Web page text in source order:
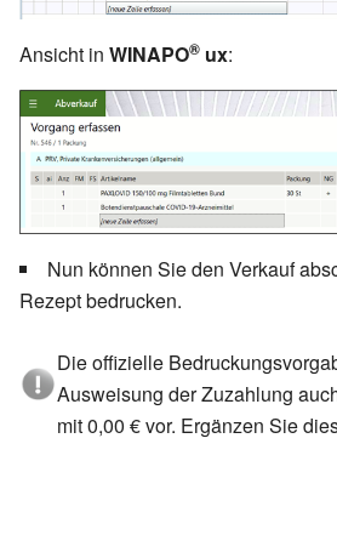
Ansicht in WINAPO® ux:
Nun können Sie den Verkauf
Rezept bedrucken.
Die offizielle
Ausweisung der Zuzahlung
mit 0,00 € vor. Ergänzen Sie